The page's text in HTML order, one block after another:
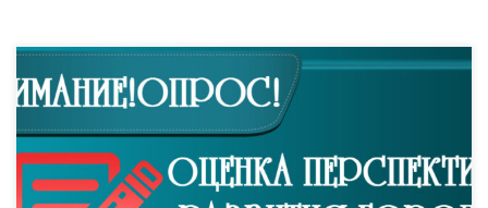
Уважаемые тамбовчане! Администрация г. Тамбова
приглашает Вас принять участие в опросе, посвященном
оценке перспектив развития города Тамбова. По итогам
опроса Ваши интересы, мнения и предложения будут
учитываться при разработке проекта Стратегии социально-